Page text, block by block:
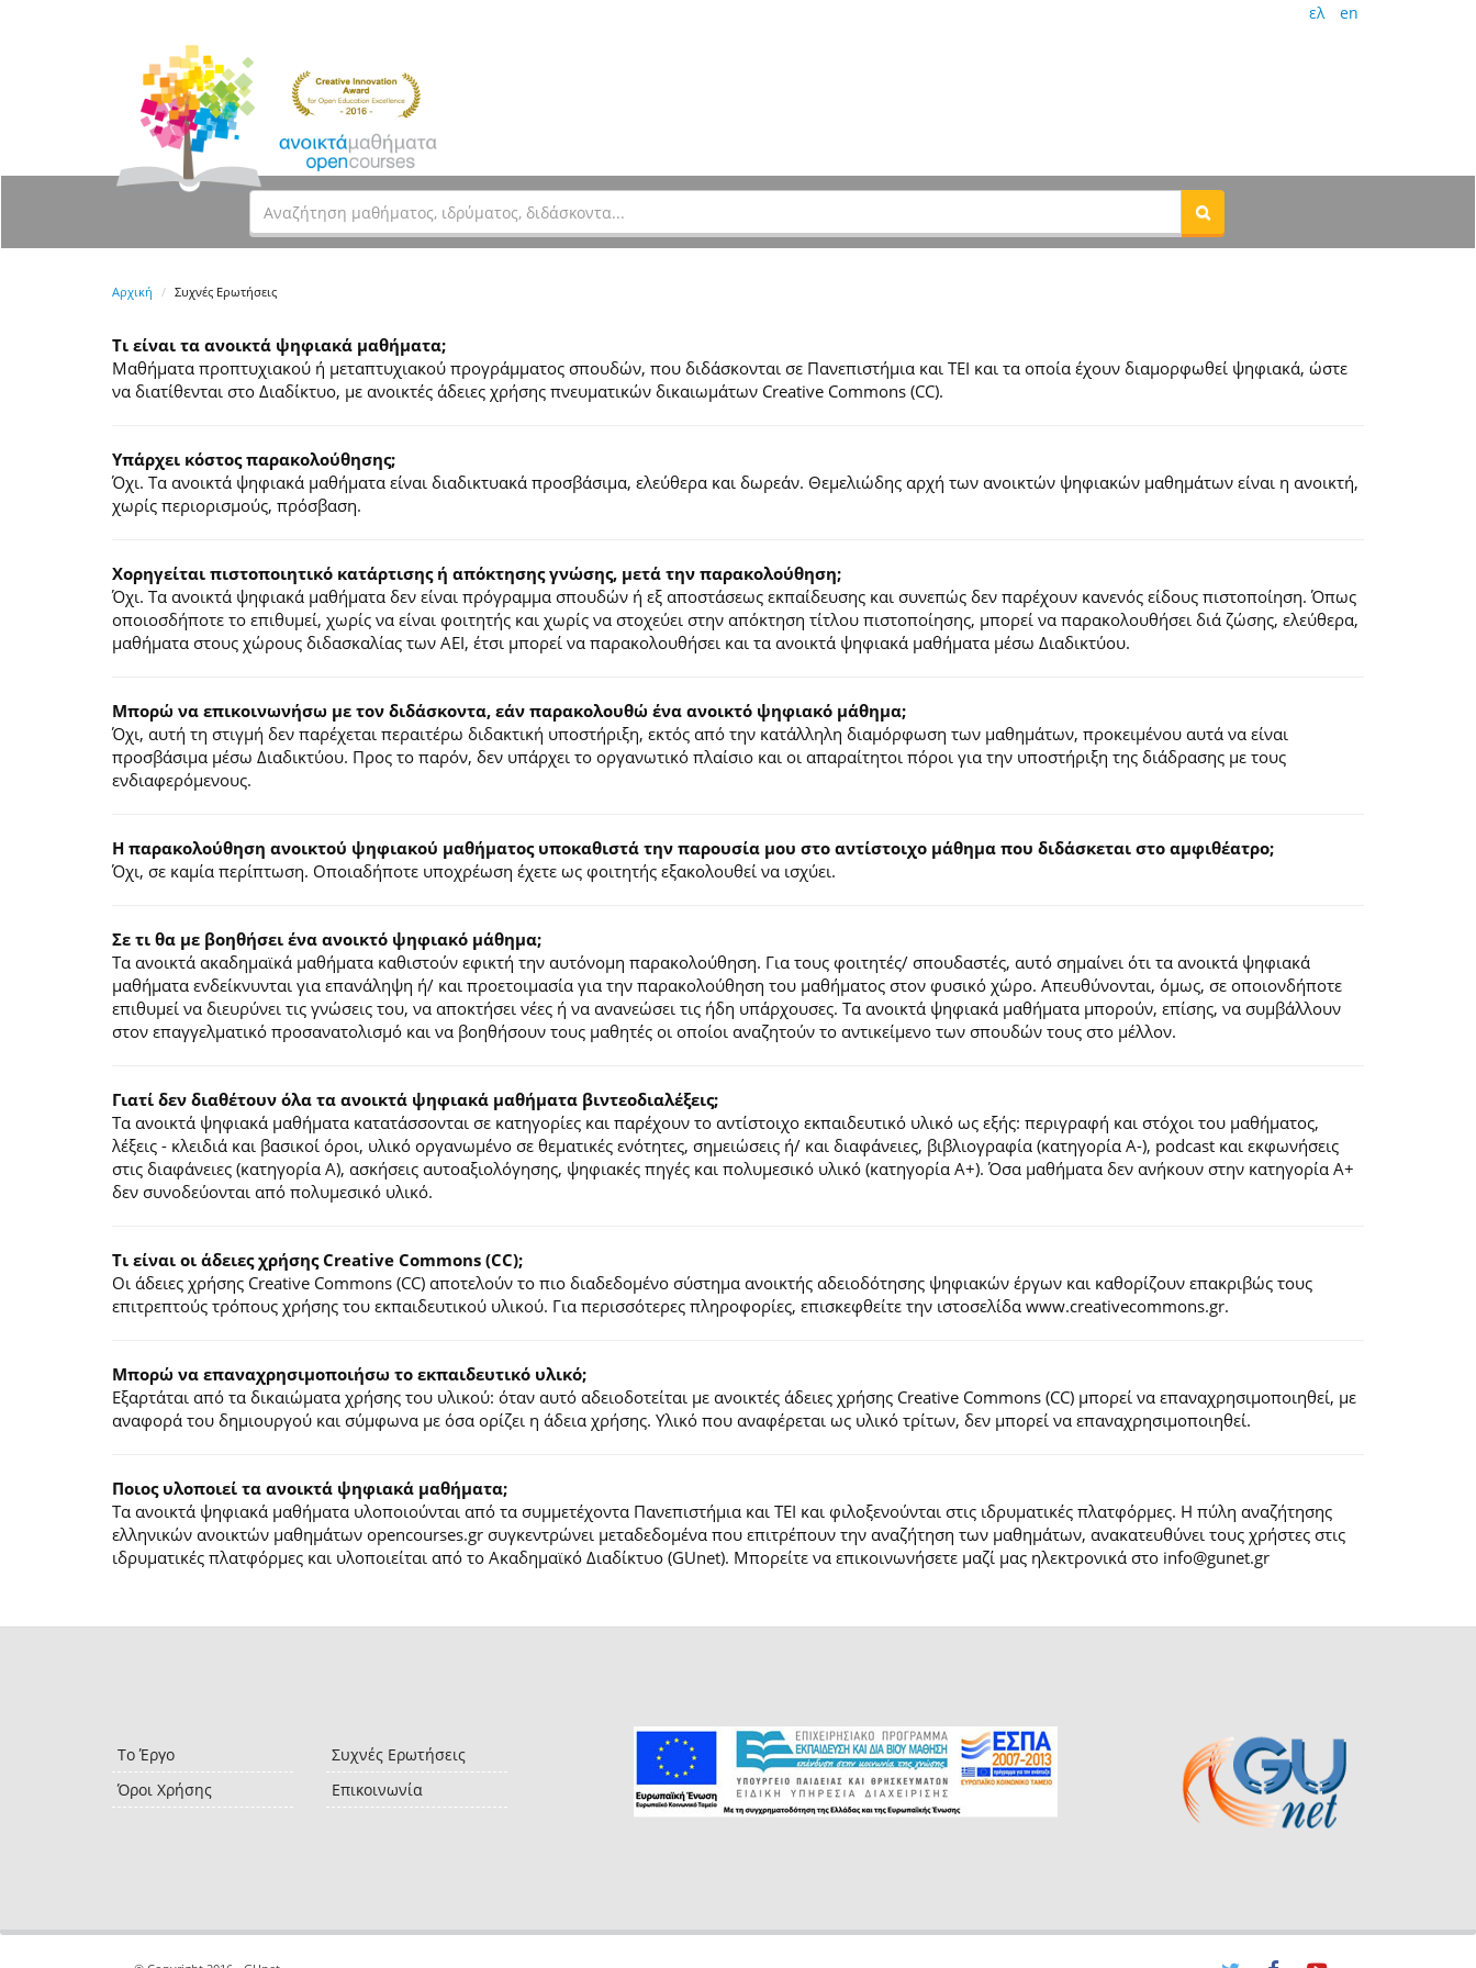
ελ en
Αρχική Συχνές Ερωτήσεις
Τι είναι τα ανοικτά ψηφιακά μαθήματα;
Μαθήματα προπτυχιακού ή μεταπτυχιακού προγράμματος σπουδών, που διδάσκονται σε Πανεπιστήμια και ΤΕΙ και τα οποία έχουν διαμορφωθεί ψηφιακά, ώστε
να διατίθενται στο Διαδίκτυο, με ανοικτές άδειες χρήσης πνευματικών δικαιωμάτων Creative Commons (CC).
Υπάρχει κόστος παρακολούθησης;
Όχι. Τα ανοικτά ψηφιακά μαθήματα είναι διαδικτυακά προσβάσιμα, ελεύθερα και δωρεάν. Θεμελιώδης αρχή των ανοικτών ψηφιακών μαθημάτων είναι η ανοικτή,
χωρίς περιορισμούς, πρόσβαση.
Χορηγείται πιστοποιητικό κατάρτισης ή απόκτησης γνώσης, μετά την παρακολούθηση;
Όχι. Τα ανοικτά ψηφιακά μαθήματα δεν είναι πρόγραμμα σπουδών ή εξ αποστάσεως εκπαίδευσης και συνεπώς δεν παρέχουν κανενός είδους πιστοποίηση. Όπως
οποιοσδήποτε το επιθυμεί, χωρίς να είναι φοιτητής και χωρίς να στοχεύει στην απόκτηση τίτλου πιστοποίησης, μπορεί να παρακολουθήσει διά ζώσης, ελεύθερα,
μαθήματα στους χώρους διδασκαλίας των ΑΕΙ, έτσι μπορεί να παρακολουθήσει και τα ανοικτά ψηφιακά μαθήματα μέσω Διαδικτύου.
Μπορώ να επικοινωνήσω με τον διδάσκοντα, εάν παρακολουθώ ένα ανοικτό ψηφιακό μάθημα;
Όχι, αυτή τη στιγμή δεν παρέχεται περαιτέρω διδακτική υποστήριξη, εκτός από την κατάλληλη διαμόρφωση των μαθημάτων, προκειμένου αυτά να είναι
προσβάσιμα μέσω Διαδικτύου. Προς το παρόν, δεν υπάρχει το οργανωτικό πλαίσιο και οι απαραίτητοι πόροι για την υποστήριξη της διάδρασης με τους
ενδιαφερόμενους.
Η παρακολούθηση ανοικτού ψηφιακού μαθήματος υποκαθιστά την παρουσία μου στο αντίστοιχο μάθημα που διδάσκεται στο αμφιθέατρο;
Όχι, σε καμία περίπτωση. Οποιαδήποτε υποχρέωση έχετε ως φοιτητής εξακολουθεί να ισχύει.
Σε τι θα με βοηθήσει ένα ανοικτό ψηφιακό μάθημα;
Τα ανοικτά ακαδημαϊκά μαθήματα καθιστούν εφικτή την αυτόνομη παρακολούθηση. Για τους φοιτητές/ σπουδαστές, αυτό σημαίνει ότι τα ανοικτά ψηφιακά
μαθήματα ενδείκνυνται για επανάληψη ή/ και προετοιμασία για την παρακολούθηση του μαθήματος στον φυσικό χώρο. Απευθύνονται, όμως, σε οποιονδήποτε
επιθυμεί να διευρύνει τις γνώσεις του, να αποκτήσει νέες ή να ανανεώσει τις ήδη υπάρχουσες. Τα ανοικτά ψηφιακά μαθήματα μπορούν, επίσης, να συμβάλλουν
στον επαγγελματικό προσανατολισμό και να βοηθήσουν τους μαθητές οι οποίοι αναζητούν το αντικείμενο των σπουδών τους στο μέλλον.
Γιατί δεν διαθέτουν όλα τα ανοικτά ψηφιακά μαθήματα βιντεοδιαλέξεις;
Τα ανοικτά ψηφιακά μαθήματα κατατάσσονται σε κατηγορίες και παρέχουν το αντίστοιχο εκπαιδευτικό υλικό ως εξής: περιγραφή και στόχοι του μαθήματος,
λέξεις - κλειδιά και βασικοί όροι, υλικό οργανωμένο σε θεματικές ενότητες, σημειώσεις ή/ και διαφάνειες, βιβλιογραφία (κατηγορία Α-), podcast και εκφωνήσεις
στις διαφάνειες (κατηγορία Α), ασκήσεις αυτοαξιολόγησης, ψηφιακές πηγές και πολυμεσικό υλικό (κατηγορία Α+). Όσα μαθήματα δεν ανήκουν στην κατηγορία Α+
δεν συνοδεύονται από πολυμεσικό υλικό.
Τι είναι οι άδειες χρήσης Creative Commons (CC);
Οι άδειες χρήσης Creative Commons (CC) αποτελούν το πιο διαδεδομένο σύστημα ανοικτής αδειοδότησης ψηφιακών έργων και καθορίζουν επακριβώς τους
επιτρεπτούς τρόπους χρήσης του εκπαιδευτικού υλικού. Για περισσότερες πληροφορίες, επισκεφθείτε την ιστοσελίδα www.creativecommons.gr.
Mπορώ να επαναχρησιμοποιήσω το εκπαιδευτικό υλικό;
Εξαρτάται από τα δικαιώματα χρήσης του υλικού: όταν αυτό αδειοδοτείται με ανοικτές άδειες χρήσης Creative Commons (CC) μπορεί να επαναχρησιμοποιηθεί, με
αναφορά του δημιουργού και σύμφωνα με όσα ορίζει η άδεια χρήσης. Υλικό που αναφέρεται ως υλικό τρίτων, δεν μπορεί να επαναχρησιμοποιηθεί.
Ποιος υλοποιεί τα ανοικτά ψηφιακά μαθήματα;
Τα ανοικτά ψηφιακά μαθήματα υλοποιούνται από τα συμμετέχοντα Πανεπιστήμια και ΤΕΙ και φιλοξενούνται στις ιδρυματικές πλατφόρμες. H πύλη αναζήτησης
ελληνικών ανοικτών μαθημάτων opencourses.gr συγκεντρώνει μεταδεδομένα που επιτρέπουν την αναζήτηση των μαθημάτων, ανακατευθύνει τους χρήστες στις
ιδρυματικές πλατφόρμες και υλοποιείται από το Ακαδημαϊκό Διαδίκτυο (GUnet). Μπορείτε να επικοινωνήσετε μαζί μας ηλεκτρονικά στο info@gunet.gr
Το Έργο
Όροι Χρήσης
Συχνές Ερωτήσεις
Επικοινωνία